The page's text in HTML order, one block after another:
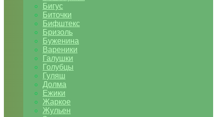
Бигус
Биточки
Бифштекс
Бризоль
Буженина
Вареники
Галушки
Голубцы
Гуляш
Долма
Ежики
Жаркое
Жульен